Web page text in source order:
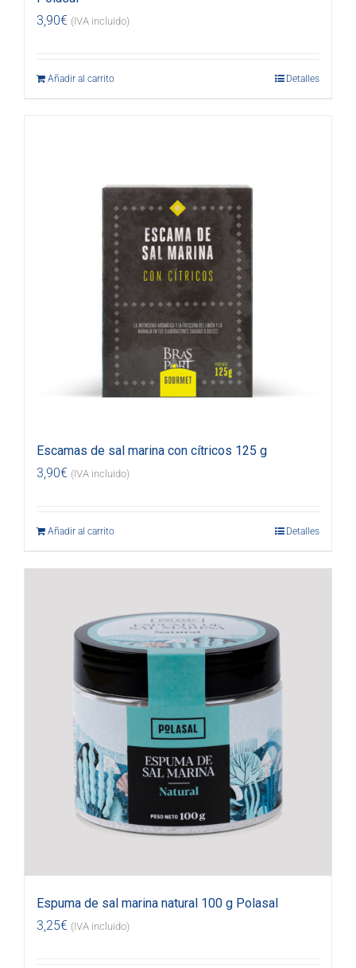
3,90€ (IVA incluido)
Añadir al carrito Detalles
Escamas de sal marina con cítricos 125 g
3,90€ (IVA incluido)
Añadir al carrito Detalles
Espuma de sal marina natural 100 g Polasal
3,25€ (IVA incluido)